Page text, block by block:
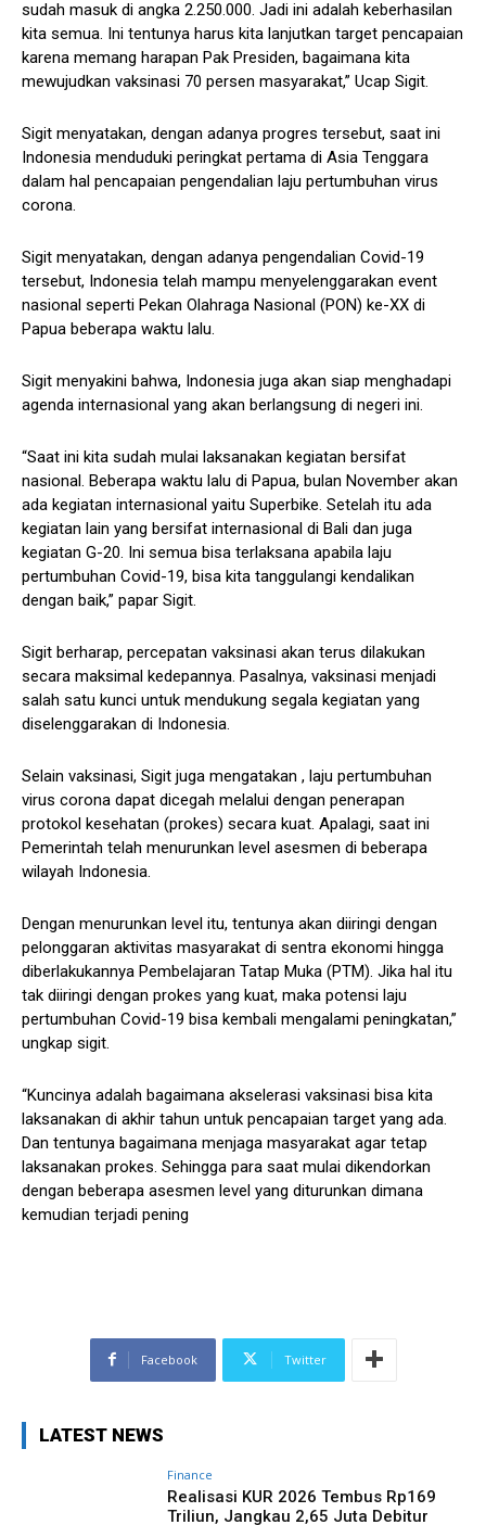
sudah masuk di angka 2.250.000. Jadi ini adalah keberhasilan
kita semua. Ini tentunya harus kita lanjutkan target pencapaian
karena memang harapan Pak Presiden, bagaimana kita
mewujudkan vaksinasi 70 persen masyarakat,” Ucap Sigit.
Sigit menyatakan, dengan adanya progres tersebut, saat ini
Indonesia menduduki peringkat pertama di Asia Tenggara
dalam hal pencapaian pengendalian laju pertumbuhan virus
corona.
Sigit menyatakan, dengan adanya pengendalian Covid-19
tersebut, Indonesia telah mampu menyelenggarakan event
nasional seperti Pekan Olahraga Nasional (PON) ke-XX di
Papua beberapa waktu lalu.
Sigit menyakini bahwa, Indonesia juga akan siap menghadapi
agenda internasional yang akan berlangsung di negeri ini.
“Saat ini kita sudah mulai laksanakan kegiatan bersifat
nasional. Beberapa waktu lalu di Papua, bulan November akan
ada kegiatan internasional yaitu Superbike. Setelah itu ada
kegiatan lain yang bersifat internasional di Bali dan juga
kegiatan G-20. Ini semua bisa terlaksana apabila laju
pertumbuhan Covid-19, bisa kita tanggulangi kendalikan
dengan baik,” papar Sigit.
Sigit berharap, percepatan vaksinasi akan terus dilakukan
secara maksimal kedepannya. Pasalnya, vaksinasi menjadi
salah satu kunci untuk mendukung segala kegiatan yang
diselenggarakan di Indonesia.
Selain vaksinasi, Sigit juga mengatakan , laju pertumbuhan
virus corona dapat dicegah melalui dengan penerapan
protokol kesehatan (prokes) secara kuat. Apalagi, saat ini
Pemerintah telah menurunkan level asesmen di beberapa
wilayah Indonesia.
Dengan menurunkan level itu, tentunya akan diiringi dengan
pelonggaran aktivitas masyarakat di sentra ekonomi hingga
diberlakukannya Pembelajaran Tatap Muka (PTM). Jika hal itu
tak diiringi dengan prokes yang kuat, maka potensi laju
pertumbuhan Covid-19 bisa kembali mengalami peningkatan,”
ungkap sigit.
“Kuncinya adalah bagaimana akselerasi vaksinasi bisa kita
laksanakan di akhir tahun untuk pencapaian target yang ada.
Dan tentunya bagaimana menjaga masyarakat agar tetap
laksanakan prokes. Sehingga para saat mulai dikendorkan
dengan beberapa asesmen level yang diturunkan dimana
kemudian terjadi pening
Facebook Twitter
LATEST NEWS
Finance
Realisasi KUR 2026 Tembus Rp169
Triliun, Jangkau 2,65 Juta Debitur